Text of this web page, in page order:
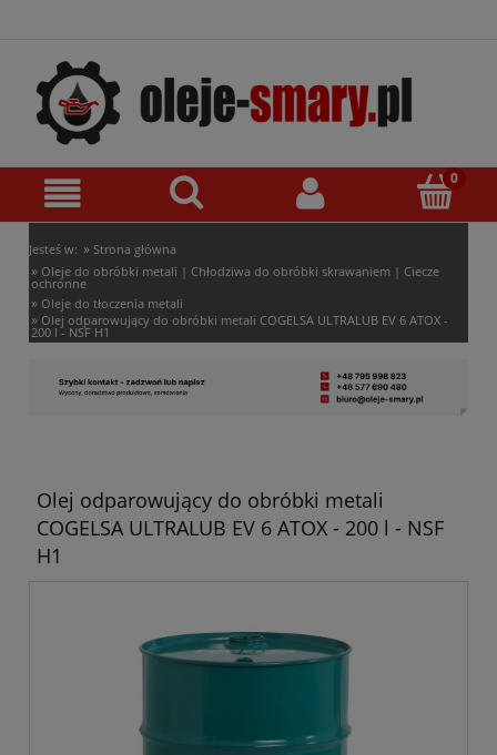
Jesteś w: » Strona główna
» Oleje do obróbki metali | Chłodziwa do obróbki skrawaniem | Ciecze
ochronne
» Oleje do tłoczenia metali
» Olej odparowujący do obróbki metali COGELSA ULTRALUB EV 6 ATOX -
200 l - NSF H1
Olej odparowujący do obróbki metali
COGELSA ULTRALUB EV 6 ATOX - 200 l - NSF
H1